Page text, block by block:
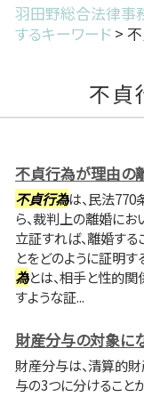
羽田野総合法律事
するキーワード >
不貞
不貞行為が理由の
不貞行為は、民法770
ら、裁判上の離婚にお
立証すれば、離婚する
とをどのように証明す
為とは、相手と性的関
すような証...
財産分与の対象に
財産分与は、清算的
与の3つに分けること